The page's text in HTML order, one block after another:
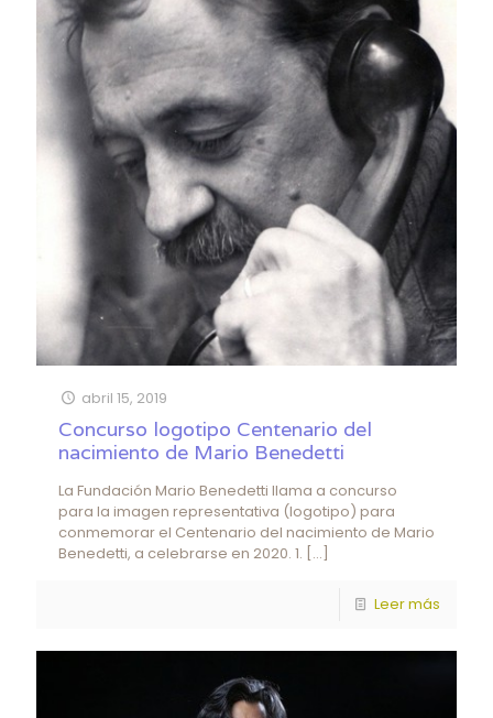
abril 15, 2019
Concurso logotipo Centenario del
nacimiento de Mario Benedetti
La Fundación Mario Benedetti llama a concurso
para la imagen representativa (logotipo) para
conmemorar el Centenario del nacimiento de Mario
Benedetti, a celebrarse en 2020. 1. […]
Leer más